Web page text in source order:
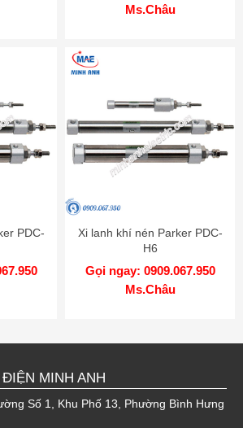
Ms.Châu
PDC-
Xi lanh khí nén Parker PDC-
H6
Gọi ngay: 0909.067.950
Ms.Châu
MINH ANH
Số 1, Khu Phố 13, Phường Bình Hưng